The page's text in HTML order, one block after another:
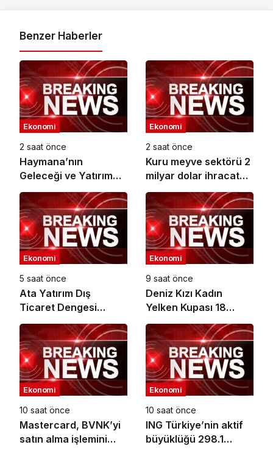
Benzer Haberler
Ekonomi
2 saat önce
Haymana’nın
Geleceği ve Yatırım
Potansiyeli Masaya
Yatırıldı
Ekonomi
2 saat önce
Kuru meyve sektörü 2
milyar dolar ihracat
hedefi için
Ankara’dan destek
istedi
Ekonomi
5 saat önce
Ata Yatırım Dış
Ticaret Dengesi
Analiz Raporunu
Yayımladı
Ekonomi
9 saat önce
Deniz Kızı Kadın
Yelken Kupası 18
Ekim’de
Ekonomi
10 saat önce
Mastercard, BVNK’yi
satın alma işlemini
Ekonomi
10 saat önce
ING Türkiye’nin aktif
büyüklüğü 298.1